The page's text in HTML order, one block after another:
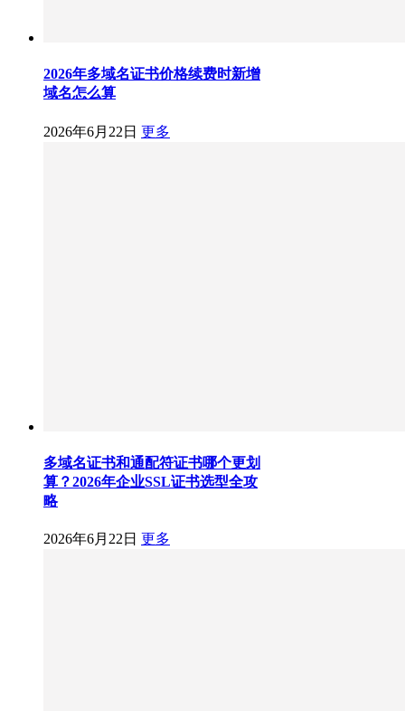
2026年多域名证书价格续费时新增
域名怎么算
2026年6月22日 更多
多域名证书和通配符证书哪个更划
算？2026年企业SSL证书选型全攻
略
2026年6月22日 更多